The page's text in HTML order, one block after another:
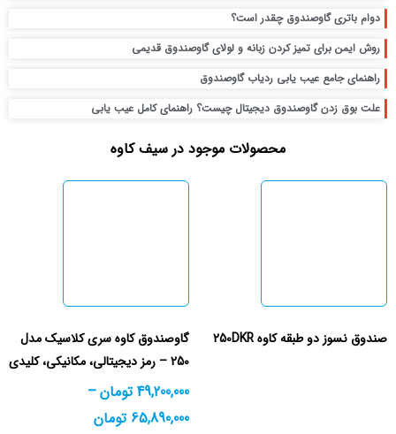
دوام باتری گاوصندوق چقدر است؟
روش ایمن برای تمیز کردن زبانه و لولای گاوصندوق قدیمی
راهنمای جامع عیب یابی ردیاب گاوصندوق
علت بوق زدن گاوصندوق دیجیتال چیست؟ راهنمای کامل عیب یابی
محصولات موجود در سیف کاوه
صندوق نسوز دو طبقه کاوه 250DKR
گاوصندوق کاوه سری کلاسیک مدل
250 – رمز دیجیتالی، مکانیکی، کلیدی
49,200,000 تومان–
65,890,000 تومان